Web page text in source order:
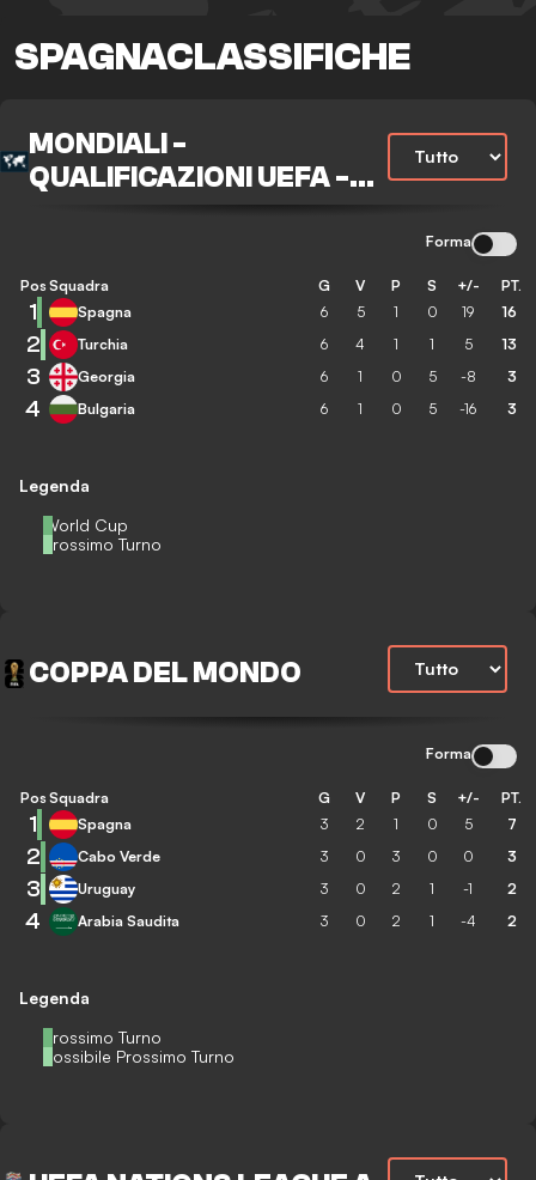
SPAGNACLASSIFICHE
MONDIALI -
QUALIFICAZIONI UEFA -
Forma
Legenda
World Cup
Prossimo Turno
Pos Squadra G V P S +/- PT.
1 Spagna 6 5 1 0 19 16
2 Turchia 6 4 1 1 5 13
3 Georgia 6 1 0 5 -8 3
4 Bulgaria 6 1 0 5 -16 3
COPPA DEL MONDO
Forma
Legenda
Prossimo Turno
Possibile Prossimo Turno
Pos Squadra G V P S +/- PT.
1 Spagna 3 2 1 0 5 7
2 Cabo Verde 3 0 3 0 0 3
3 Uruguay 3 0 2 1 -1 2
4 Arabia Saudita 3 0 2 1 -4 2